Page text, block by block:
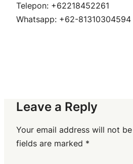
Telepon: +62218452261
Whatsapp: +62-81310304594
Leave a Reply
Your email address will not
fields are marked *